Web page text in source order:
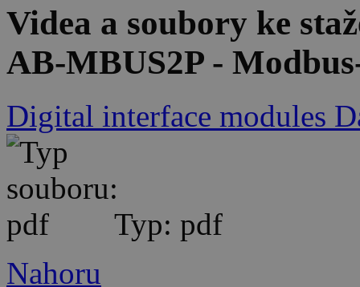
Videa a soubory ke
AB-MBUS2P -
Digital interface modules
Typ: pdf
Nahoru